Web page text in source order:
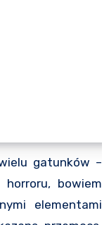
gatunków –
bowiem
elementami